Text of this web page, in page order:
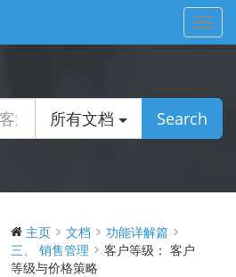
所有文档 Search
主页 文档
功能详解篇
三、 销售管理
客户等级：​​ 客户
等级与价格策略